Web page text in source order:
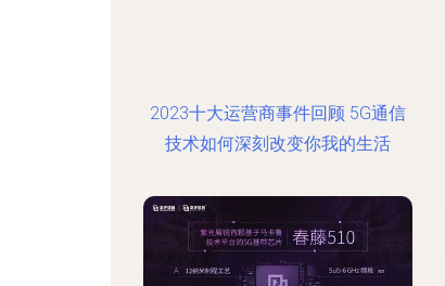
2023十大运营商事件回顾 5G通信
技术如何深刻改变你我的生活